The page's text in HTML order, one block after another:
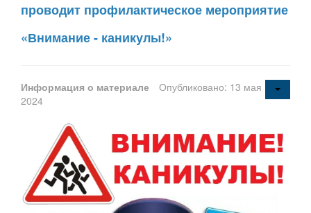
проводит профилактическое мероприятие
«Внимание - каникулы!»
Информация о материале
Опубликовано: 13 мая
2024